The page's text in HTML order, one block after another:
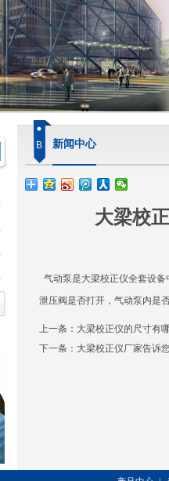
B 新闻中心
大梁校
气动泵是大梁校正仪全套设备
泄压阀是否打开，气动泵内是
上一条： 大梁校正仪的尺寸有
下一条： 大梁校正仪厂家告诉